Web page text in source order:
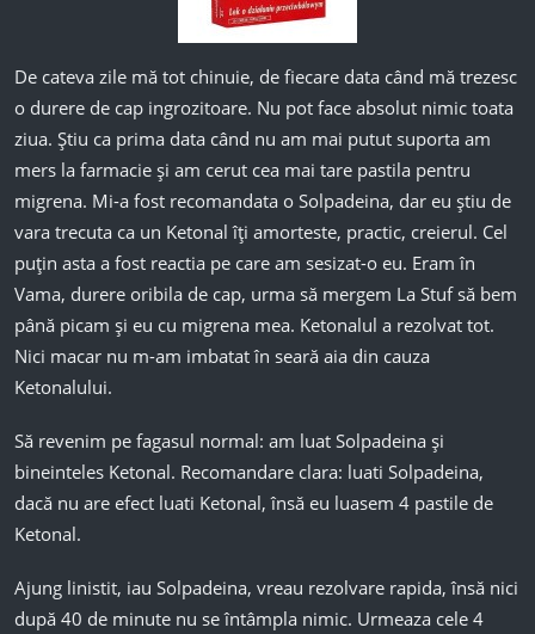
De cateva zile mă tot chinuie, de fiecare data când mă trezesc
o durere de cap ingrozitoare. Nu pot face absolut nimic toata
ziua. Știu ca prima data când nu am mai putut suporta am
mers la farmacie și am cerut cea mai tare pastila pentru
migrena. Mi-a fost recomandata o Solpadeina, dar eu știu de
vara trecuta ca un Ketonal îți amorteste, practic, creierul. Cel
puțin asta a fost reactia pe care am sesizat-o eu. Eram în
Vama, durere oribila de cap, urma să mergem La Stuf să bem
până picam și eu cu migrena mea. Ketonalul a rezolvat tot.
Nici macar nu m-am imbatat în seară aia din cauza
Ketonalului.
Să revenim pe fagasul normal: am luat Solpadeina și
bineinteles Ketonal. Recomandare clara: luati Solpadeina,
dacă nu are efect luati Ketonal, însă eu luasem 4 pastile de
Ketonal.
Ajung linistit, iau Solpadeina, vreau rezolvare rapida, însă nici
după 40 de minute nu se întâmpla nimic. Urmeaza cele 4